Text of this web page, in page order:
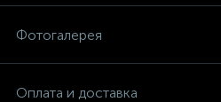
Фотогалерея
Оплата и доставка